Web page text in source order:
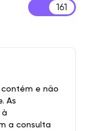
161
e não
As
a consulta